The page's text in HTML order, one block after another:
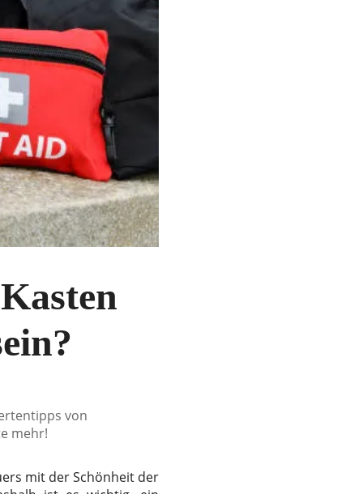
von
mehr!
mit der Schönheit der